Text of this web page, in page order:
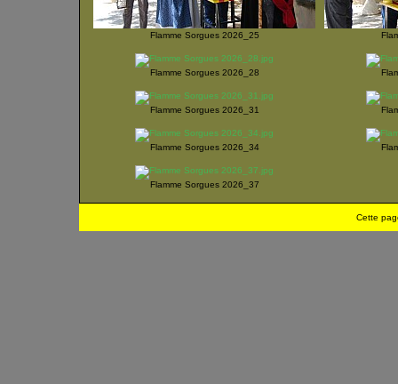
Flamme Sorgues 2026_25
Flamme Sorgues 2026_28
Flamme Sorgues 2026_31
Flamme Sorgues 2026_34
Flamme Sorgues 2026_37
Cette